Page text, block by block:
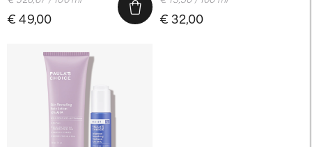
€ 49,00 € 32,00